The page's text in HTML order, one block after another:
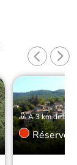
À 3 km de Lou
Réserver